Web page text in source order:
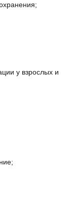
у взрослых и